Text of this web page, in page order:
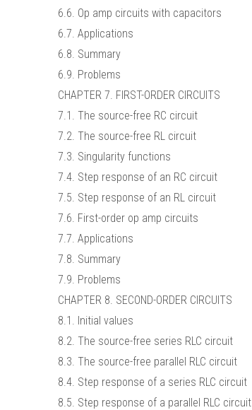
6.6. Op amp circuits with capacitors
6.7. Applications
6.8. Summary
6.9. Problems
CHAPTER 7. FIRST-ORDER CIRCUITS
7.1. The source-free RC circuit
7.2. The source-free RL circuit
7.3. Singularity functions
7.4. Step response of an RC circuit
7.5. Step response of an RL circuit
7.6. First-order op amp circuits
7.7. Applications
7.8. Summary
7.9. Problems
CHAPTER 8. SECOND-ORDER CIRCUITS
8.1. Initial values
8.2. The source-free series RLC circuit
8.3. The source-free parallel RLC circuit
8.4. Step response of a series RLC circuit
8.5. Step response of a parallel RLC circuit